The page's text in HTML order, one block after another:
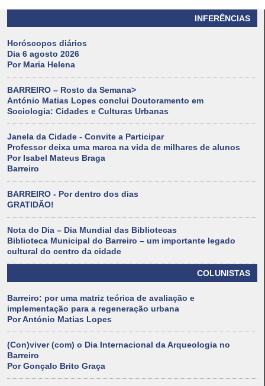
INFERÊNCIAS
Horóscopos diários
Dia 6 agosto 2026
Por Maria Helena
BARREIRO – Rosto da Semana>
António Matias Lopes conclui Doutoramento em
Sociologia: Cidades e Culturas Urbanas
Janela da Cidade - Convite a Participar
Professor deixa uma marca na vida de milhares de alunos
Por Isabel Mateus Braga
Barreiro
BARREIRO - Por dentro dos dias
GRATIDÃO!
Nota do Dia – Dia Mundial das Bibliotecas
Biblioteca Municipal do Barreiro – um importante legado
cultural do centro da cidade
COLUNISTAS
Barreiro: por uma matriz teórica de avaliação e
implementação para a regeneração urbana
Por António Matias Lopes
(Con)viver (com) o Dia Internacional da Arqueologia no
Barreiro
Por Gonçalo Brito Graça